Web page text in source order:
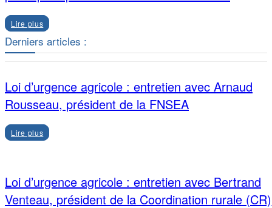
Lire plus
Derniers articles :
Loi d’urgence agricole : entretien avec Arnaud
Rousseau, président de la FNSEA
Lire plus
Loi d’urgence agricole : entretien avec Bertrand
Venteau, président de la Coordination rurale (CR)